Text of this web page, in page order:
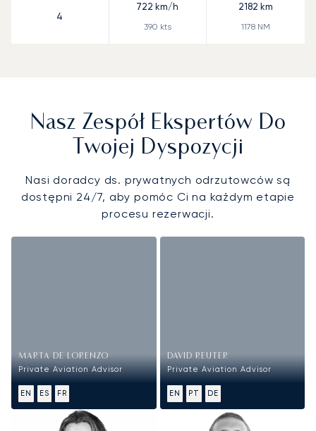
4
722 km/h
390 kts
2182 km
1178 NM
Nasz Zespół Ekspertów Do
Twojej Dyspozycji
Nasi doradcy ds. prywatnych odrzutowców są
dostępni 24/7, aby pomóc Ci na każdym etapie
procesu rezerwacji.
MARTA DE LORENZO
Private Aviation Advisor
EN ES FR
DAVID REUTER
Private Aviation Advisor
EN PT DE